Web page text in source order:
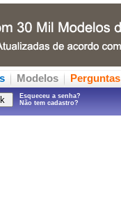
Modelos Perguntas
Esqueceu a senha?
Não tem cadastro?